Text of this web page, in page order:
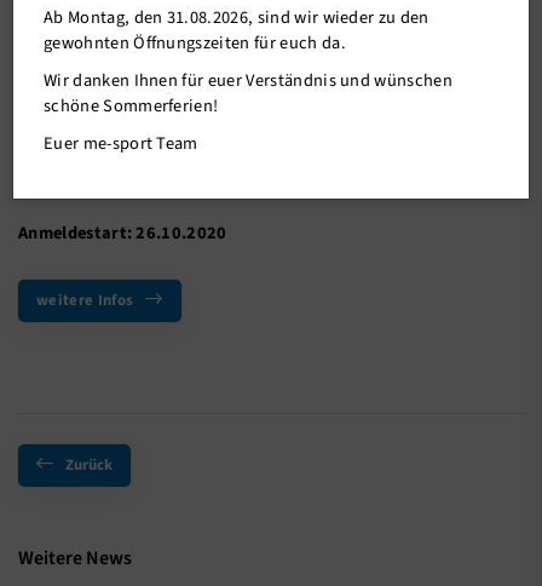
Das KIDS-Team hat ein buntes FerienCamp-Programm für euch
vorbereitet.
Wir gehen schwimmen, probieren verschiedene Ballsportarten
aus, wagen uns an die Erste-Hilfe, schauen uns die Vielfalt der
Tierwelt an und werden zu Artistinnen und Artisten im
Anmeldestart: 26.10.2020
weitere Infos
Zurück
Weitere News
Ab Montag, den 31.08.2026, sind wir wieder zu den
gewohnten Öffnungszeiten für euch da.
Wir danken Ihnen für euer Verständnis und wünschen
schöne Sommerferien!
Euer me-sport Team